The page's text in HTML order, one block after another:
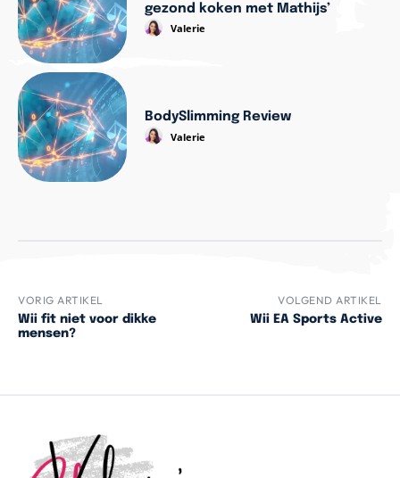
gezond koken met Mathijs’
Valerie
BodySlimming Review
Valerie
VORIG ARTIKEL
Wii fit niet voor dikke
mensen?
VOLGEND ARTIKEL
Wii EA Sports Active